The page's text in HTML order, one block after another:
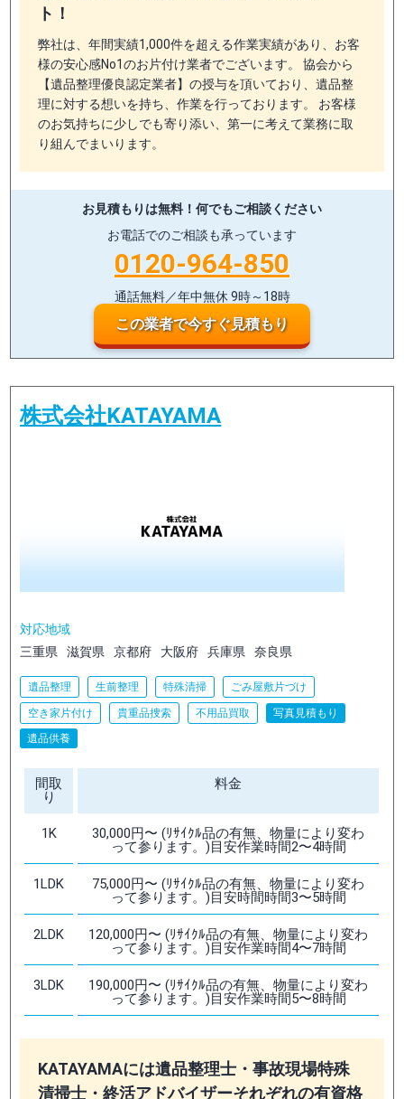
ト！
弊社は、年間実績1,000件を超える作業実績があり、お客
様の安心感No1のお片付け業者でございます。 協会から
【遺品整理優良認定業者】の授与を頂いており、遺品整
理に対する想いを持ち、作業を行っております。 お客様
のお気持ちに少しでも寄り添い、第一に考えて業務に取
り組んでまいります。
お見積もりは無料！ 何でもご相談ください
お電話でのご相談も承っています
0120-964-850
通話無料／年中無休 9時～18時
この業者で今すぐ見積もり
株式会社KATAYAMA
対応地域
三重県
滋賀県 京都府 大阪府 兵庫県 奈良県
遺品整理 生前整理 特殊清掃 ごみ屋敷片づけ
空き家片付け 貴重品捜索 不用品買取
写真見積もり
遺品供養
間取
り
料金
1K
30,000円〜 (ﾘｻｲｸﾙ品の有無、物量により変わ
って参ります。)目安作業時間2〜4時間
1LDK
75,000円〜 (ﾘｻｲｸﾙ品の有無、物量により変わ
って参ります。)目安時間時間3〜5時間
2LDK
120,000円〜 (ﾘｻｲｸﾙ品の有無、物量により変わ
って参ります。)目安作業時間4〜7時間
3LDK
190,000円〜 (ﾘｻｲｸﾙ品の有無、物量により変わ
って参ります。)目安作業時間5〜8時間
KATAYAMAには遺品整理士・事故現場特殊
清掃士・終活アドバイザーそれぞれの有資格